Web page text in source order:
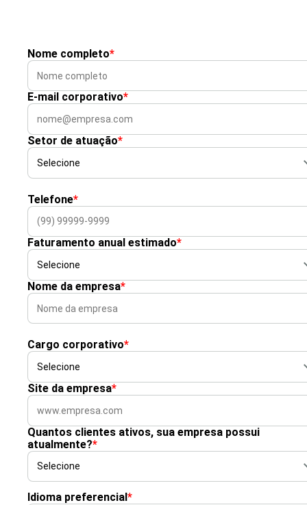
Nome completo*
E-mail corporativo*
Setor de atuação*
Telefone*
Faturamento anual estimado*
Nome da empresa*
Cargo corporativo*
Site da empresa*
Quantos clientes ativos, sua empresa possui
atualmente?*
Idioma preferencial *